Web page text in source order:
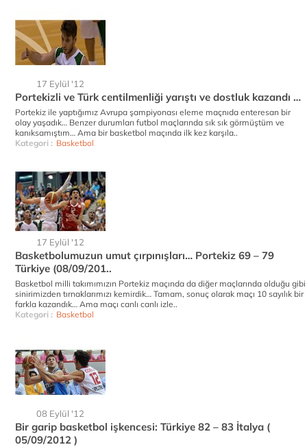
17 Eylül '12
Portekizli ve Türk centilmenliği yarıştı ve dostluk kazandı …
Portekiz ile yaptığımız Avrupa şampiyonası eleme maçnıda enteresan bir
olay yaşadık… Benzer durumları futbol maçlarında sık sık görmüştüm ve
kanıksamıştım… Ama bir basketbol maçında ilk kez karşıla..
Kategori : Basketbol
17 Eylül '12
Basketbolumuzun umut çırpınışları… Portekiz 69 – 79
Türkiye (08/09/201..
Basketbol milli takımımızın Portekiz maçında da diğer maçlarında olduğu gibi
sinirimizden tırnaklarımızı kemirdik… Tamam, sonuç olarak maçı 10 sayılık bir
farkla kazandık… Ama maçı canlı canlı izle..
Kategori : Basketbol
08 Eylül '12
Bir garip basketbol işkencesi: Türkiye 82 – 83 İtalya (
05/09/2012 )